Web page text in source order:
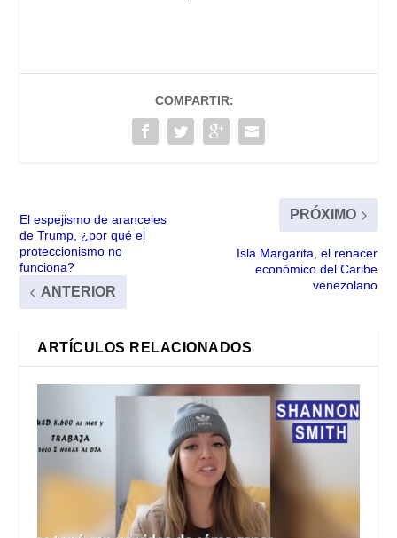
COMPARTIR:
El espejismo de aranceles
de Trump, ¿por qué el
proteccionismo no
funciona?
ANTERIOR
PRÓXIMO
Isla Margarita, el renacer
económico del Caribe
venezolano
ARTÍCULOS RELACIONADOS